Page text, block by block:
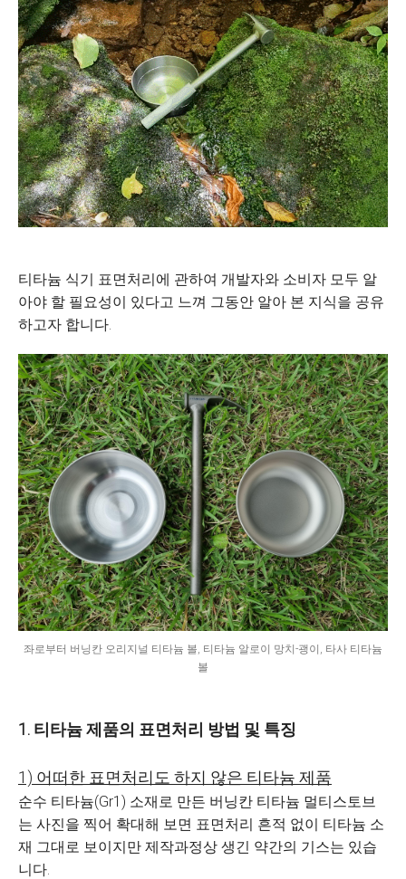
티타늄 식기 표면처리에 관하여 개발자와 소비자 모두 알
아야 할 필요성이 있다고 느껴 그동안 알아 본 지식을 공유
하고자 합니다.
좌로부터 버닝칸 오리지널 티타늄 볼, 티타늄 알로이 망치-괭이, 타사 티타늄
볼
1. 티타늄 제품의 표면처리 방법 및 특징
1) 어떠한 표면처리도 하지 않은 티타늄 제품
순수 티타늄(Gr1) 소재로 만든 버닝칸 티타늄 멀티스토브
는 사진을 찍어 확대해 보면 표면처리 흔적 없이 티타늄 소
재 그대로 보이지만 제작과정상 생긴 약간의 기스는 있습
니다.